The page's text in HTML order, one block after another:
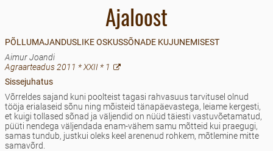
Ajaloost
PÕLLUMAJANDUSLIKE OSKUSSÕNADE KUJUNEMISEST
Aimur Joandi
Agraarteadus 2011 * XXII * 1
Sissejuhatus
Võrreldes sajand kuni poolteist tagasi rahvasuus tarvitusel olnud
tööja erialaseid sõnu ning mõisteid tänapäevastega, leiame kergesti,
et kuigi tollased sõnad ja väljendid on nüüd täiesti vastuvõetamatud,
püüti nendega väljendada enam-vähem samu mõtteid kui praegugi,
samas tundub, justkui oleks keel arenenud rohkem, mõtlemine mitte
samavõrd.